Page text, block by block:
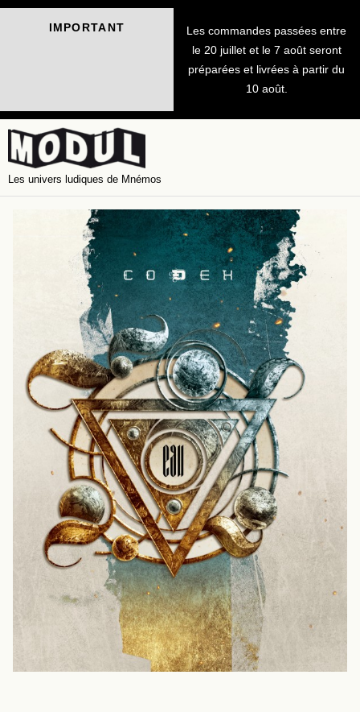
IMPORTANT
Les commandes passées entre
le 20 juillet et le 7 août seront
préparées et livrées à partir du
10 août.
Les univers ludiques de Mnémos